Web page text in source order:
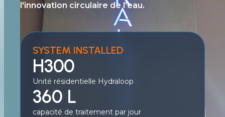
l'innovation circulaire de l'eau.
SYSTEM INSTALLED
H300
Unité résidentielle Hydraloop
360 L
capacité de traitement par jour